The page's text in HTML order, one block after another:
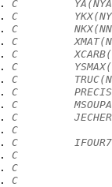
C
C
C
C
C
C
C
C
C
C
C                =
C         IFOUR7 =
C                  -2
C                  -1
C